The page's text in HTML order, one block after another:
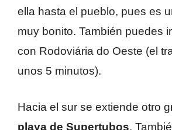
ella hasta el pueblo, pues es
muy bonito. También puedes
con Rodoviária do Oeste (el
unos 5 minutos).
Hacia el sur se extiende otro
playa de Supertubos.